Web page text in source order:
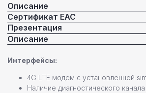
Описание
Сертификат ЕАС
Презентация
Описание
Интерфейсы:
4G LTE модем с установленной
Наличие диагностического